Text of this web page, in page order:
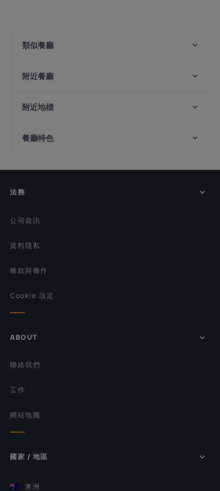
類似餐廳
Choice Cuts Pizza & Records
The Mango Tree Indian Coastal Restaurant
BBQ Box - East Coast Rd - 串烧工坊 - 东海岸
附近餐廳
Babu's Place
JAG Wine
Bites & Brews
附近地標
Lentor Station, 新加坡
餐廳特色
在 新加坡 的 午餐
法務
公司資訊
資料隱私
條款與條件
Cookie 設定
ABOUT
聯絡我們
工作
網站地圖
國家 / 地區
澳洲